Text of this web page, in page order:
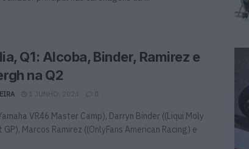
Q1: Alcoba, Binder, Ramirez e
na Q2
1 JUNHO, 2024 0
VR46 Master Camp), Darryn Binder ((Liqui Moly
Marcos Ramirez ((OnlyFans American Racing) e